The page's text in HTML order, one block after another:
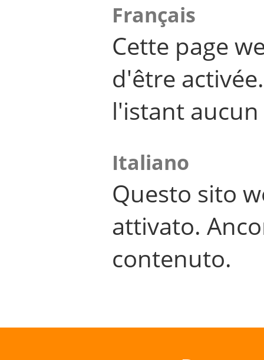
Français
Cette page
d'être
l'istant
Italiano
Questo sito
attivato.
contenuto.